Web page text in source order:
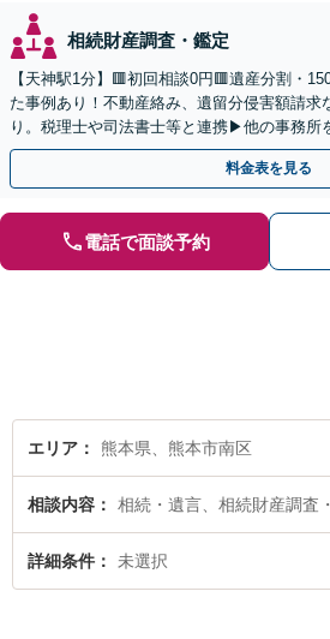
相続財産調査・鑑定
【天神駅1分】🟥初回相談0円🟥遺産分割・
た事例あり！不動産絡み、遺留分侵害額請求
り。税理士や司法書士等と連携▶他の事務所
不動産会社と連携し無料査定&財産調査も◎
料金表を見る
電話で面談予約
エリア 熊本県、熊本市南区
相談内容 相続・遺言、相続財産調査
詳細条件 未選択